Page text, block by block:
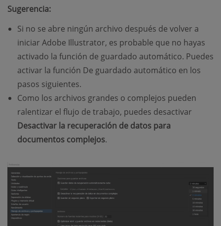
Sugerencia:
Si no se abre ningún archivo después de volver a
iniciar Adobe Illustrator, es probable que no hayas
activado la función de guardado automático. Puedes
activar la función De guardado automático en los
pasos siguientes.
Como los archivos grandes o complejos pueden
ralentizar el flujo de trabajo, puedes desactivar
Desactivar la recuperación de datos para
documentos complejos.